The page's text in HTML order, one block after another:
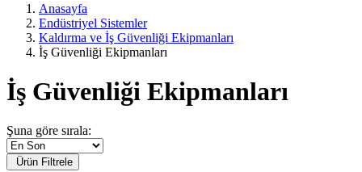
Anasayfa
Endüstriyel Sistemler
Kaldırma ve İş Güvenliği Ekipmanları
İş Güvenliği Ekipmanları
İş Güvenliği Ekipmanları
Şuna göre sırala:
Ürün Filtrele